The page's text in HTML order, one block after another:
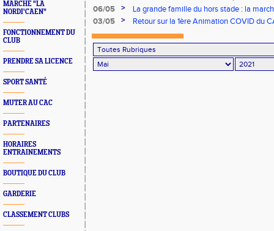
MARCHE "LA
NORDI'CAEN"
FONCTIONNEMENT DU
CLUB
PRENDRE SA LICENCE
SPORT SANTÉ
MUTER AU CAC
PARTENAIRES
HORAIRES
ENTRAINEMENTS
BOUTIQUE DU CLUB
GARDERIE
CLASSEMENT CLUBS
06/05
>
La grande famille du hors stade : la
03/05
> Retour sur la 1ère Animation COVID du